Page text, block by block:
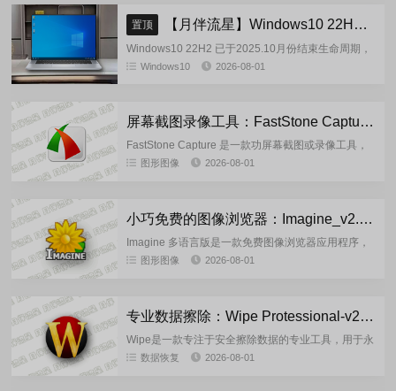
置顶 【月伴流星】Windows10 22H2 完整+适量精简多合一安装版2026.08
Windows10 22H2 已于2025.10月份结束生命周期，
官方已经停止技术支持，考虑到22H2尚有大量用
Windows10 2026-08-01
屏幕截图录像工具：FastStone Capture-v11.3 中文绿色版
FastStone Capture 是一款功屏幕截图或录像工具，
能够轻松地捕捉全屏、窗口、菜单、对象、长图等各
图形图像 2026-08-01
小巧免费的图像浏览器：Imagine_v2.6.2 多语言版
Imagine 多语言版是一款免费图像浏览器应用程序，
可让您查看各种格式的图片和动画，包括 JPG，
图形图像 2026-08-01
专业数据擦除：Wipe Protessional-v2609.0 绿色便携版
Wipe是一款专注于安全擦除数据的专业工具，用于永
久删除敏感文件或彻底清理存储设备，确保被删除数
数据恢复 2026-08-01